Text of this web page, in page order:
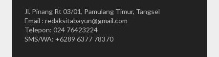
Jl. Pinang Rt 03/01, Pamulang Timur, Tangsel
Email : redaksitabayun@gmail.com
Telepon: 024 76423224
SMS/WA: +6289 6377 78370